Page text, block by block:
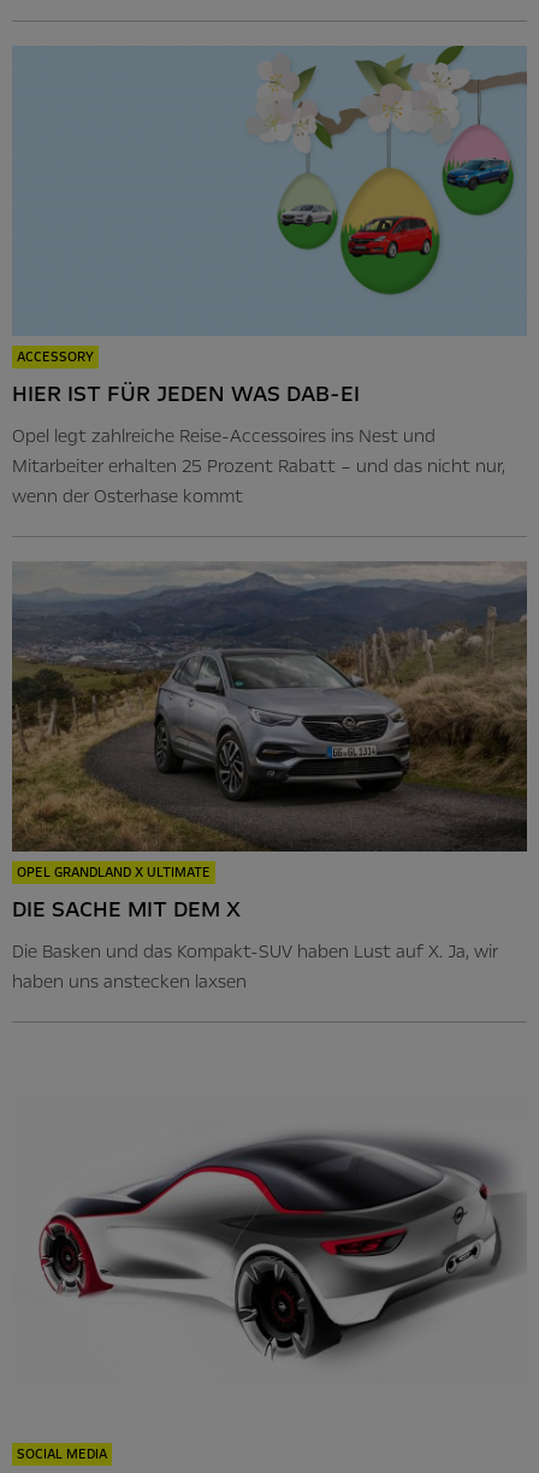
ACCESSORY
HIER IST FÜR JEDEN WAS DAB-EI
Opel legt zahlreiche Reise-Accessoires ins Nest und
Mitarbeiter erhalten 25 Prozent Rabatt – und das nicht nur,
wenn der Osterhase kommt
OPEL GRANDLAND X ULTIMATE
DIE SACHE MIT DEM X
Die Basken und das Kompakt-SUV haben Lust auf X. Ja, wir
haben uns anstecken laxsen
SOCIAL MEDIA